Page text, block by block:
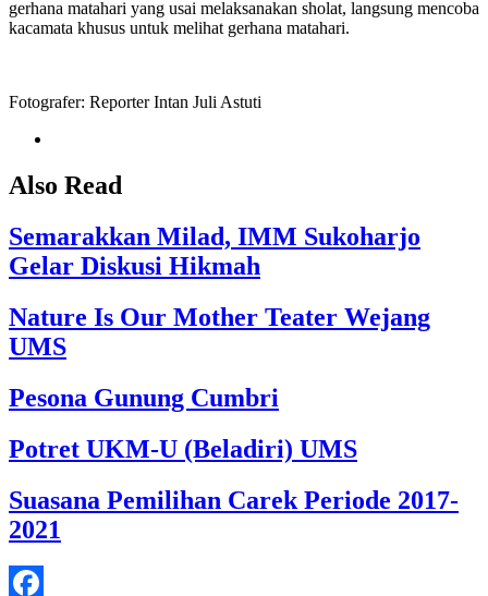
gerhana matahari yang usai melaksanakan sholat, langsung mencoba
kacamata khusus untuk melihat gerhana matahari.
Fotografer: Reporter Intan Juli Astuti
Also Read
Semarakkan Milad, IMM Sukoharjo
Gelar Diskusi Hikmah
Nature Is Our Mother Teater Wejang
UMS
Pesona Gunung Cumbri
Potret UKM-U (Beladiri) UMS
Suasana Pemilihan Carek Periode 2017-
2021